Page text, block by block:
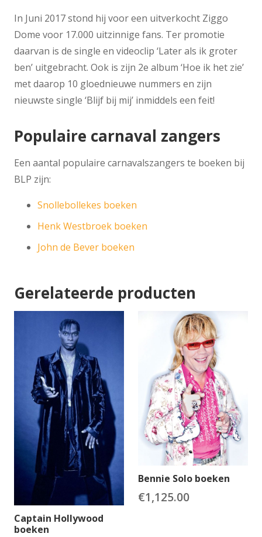
In Juni 2017 stond hij voor een uitverkocht Ziggo
Dome voor 17.000 uitzinnige fans. Ter promotie
daarvan is de single en videoclip ‘Later als ik groter
ben’ uitgebracht. Ook is zijn 2e album ‘Hoe ik het zie’
met daarop 10 gloednieuwe nummers en zijn
nieuwste single ‘Blijf bij mij’ inmiddels een feit!
Populaire carnaval zangers
Een aantal populaire carnavalszangers te boeken bij
BLP zijn:
Snollebollekes boeken
Henk Westbroek boeken
John de Bever boeken
Gerelateerde producten
Captain Hollywood
boeken
Bennie Solo boeken
€1,125.00